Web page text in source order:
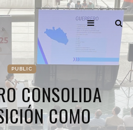
PUBLIC
CONSOLIDA
COMO